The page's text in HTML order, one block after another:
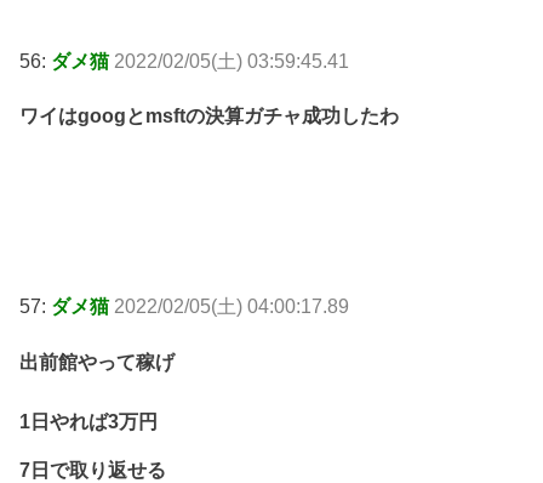
56: ダメ猫 2022/02/05(土) 03:59:45.41
ワイはgoogとmsftの決算ガチャ成功したわ
57: ダメ猫 2022/02/05(土) 04:00:17.89
出前館やって稼げ
1日やれば3万円
7日で取り返せる